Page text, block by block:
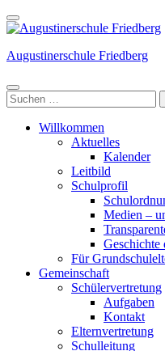
Weiter
zum
(Enter
Augustinerschule Friedberg
Suchen
nach:
Willkommen
Aktuelles
Kalender
Leitbild
Schulprofil
Medien –
Geschichte
Für
Gemeinschaft
Schülervertretung
Aufgaben
Kontakt
Elternvertretung
Schulleitung